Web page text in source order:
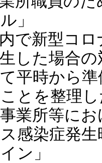
」
で新型コ
した場合
平時から
とを整理
業所等に
感染症発
ン」